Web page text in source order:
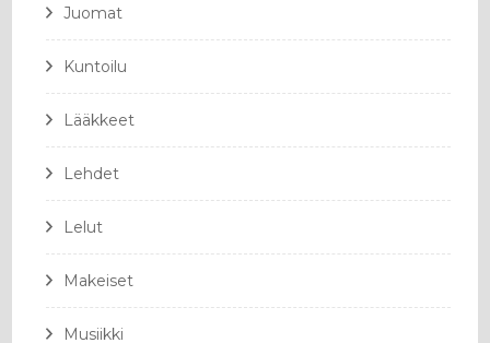
Juomat
Kuntoilu
Lääkkeet
Lehdet
Lelut
Makeiset
Musiikki